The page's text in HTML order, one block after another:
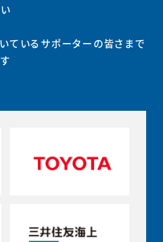
い
ているサポーターの皆さまで
す